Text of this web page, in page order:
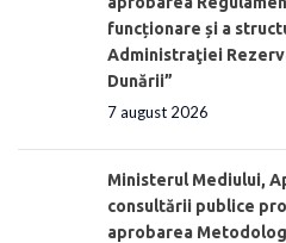
funcționare și a
Administraţiei
Dunării”
7 august 2026
Ministerul Mediului,
consultării publice
aprobarea